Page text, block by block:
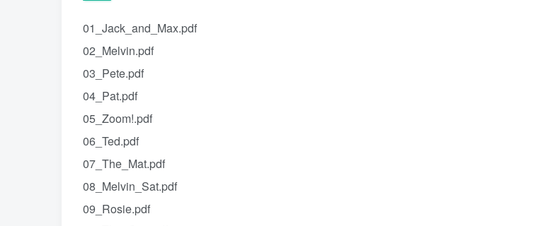
01_Jack_and_Max.pdf
02_Melvin.pdf
03_Pete.pdf
04_Pat.pdf
05_Zoom!.pdf
06_Ted.pdf
07_The_Mat.pdf
08_Melvin_Sat.pdf
09_Rosie.pdf